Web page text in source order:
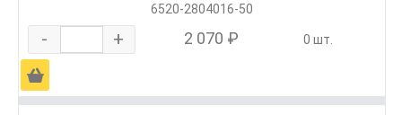
6520-2804016-50
- + 2 070 ₽ 0 шт.
Ä